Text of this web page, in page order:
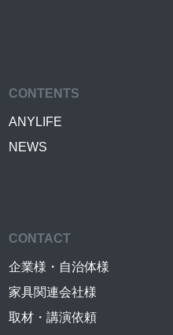
CONTENTS
ANYLIFE
NEWS
CONTACT
企業様・自治体様
家具関連会社様
取材・講演依頼